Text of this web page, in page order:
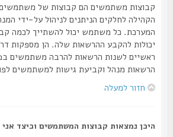
קבוצות משתמשים הם קבוצות של משתמשים
הקהילה לחלקים הניתנים לניהול על-ידי
המערכת. כל משתמש יכול להשתייך לכמה קבוצות
יכולות להקבע ההרשאות שלה. הן מספקות דרך
ראשיים לשנות הרשאות להרבה משתמשים בפעם
הרשאות מנהל וקביעת גישות למשתמשים
חזור למעלה
היכן נמצאות קבוצות המשתמשים וכיצד אני